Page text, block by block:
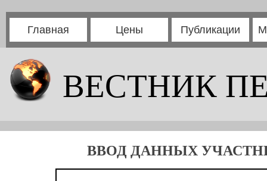
Главная Цены Публикации
ВЕСТНИК
ВВОД ДАННЫХ